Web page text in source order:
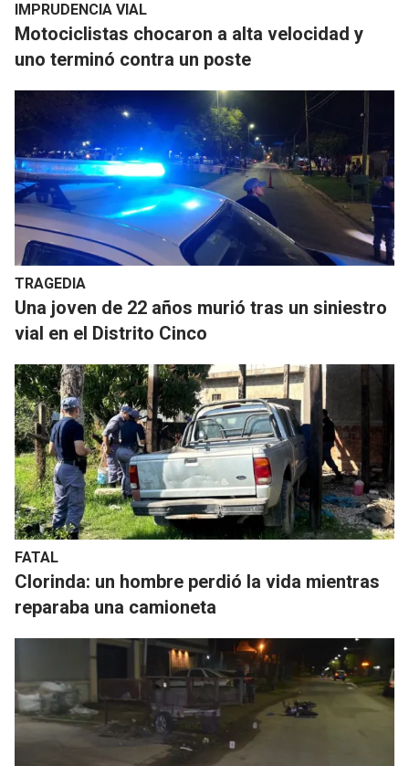
IMPRUDENCIA VIAL
Motociclistas chocaron a alta velocidad y
uno terminó contra un poste
TRAGEDIA
Una joven de 22 años murió tras un siniestro
vial en el Distrito Cinco
FATAL
Clorinda: un hombre perdió la vida mientras
reparaba una camioneta